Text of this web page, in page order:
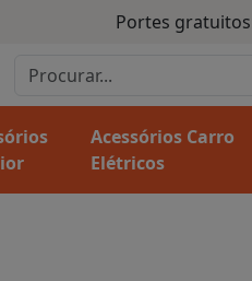
Portes
Acessórios Carro
Elétricos